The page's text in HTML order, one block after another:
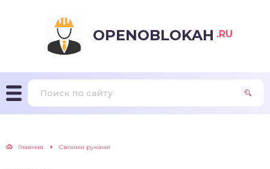
OPENOBLOKAH .RU
Главная Своими руками